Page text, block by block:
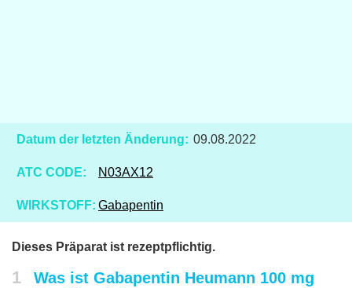
Datum der letzten Änderung: 09.08.2022
ATC CODE: N03AX12
WIRKSTOFF: Gabapentin
Dieses Präparat ist rezeptpflichtig.
1
Was ist Gabapentin Heumann 100 mg